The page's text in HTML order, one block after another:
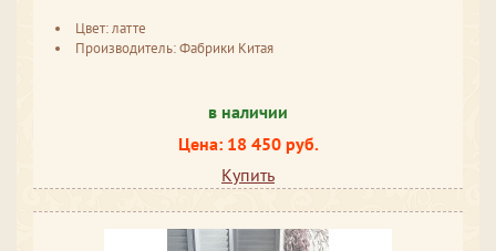
Цвет: латте
Производитель: Фабрики Китая
в наличии
Цена: 18 450 руб.
Купить